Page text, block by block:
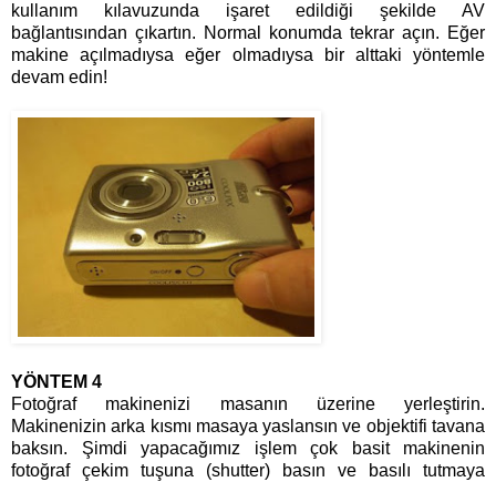
kullanım kılavuzunda işaret edildiği şekilde AV
bağlantısından çıkartın. Normal konumda tekrar açın. Eğer
makine açılmadıysa eğer olmadıysa bir alttaki yöntemle
devam edin!
YÖNTEM 4
Fotoğraf makinenizi masanın üzerine yerleştirin.
Makinenizin arka kısmı masaya yaslansın ve objektifi tavana
baksın. Şimdi yapacağımız işlem çok basit makinenin
fotoğraf çekim tuşuna (shutter) basın ve basılı tutmaya